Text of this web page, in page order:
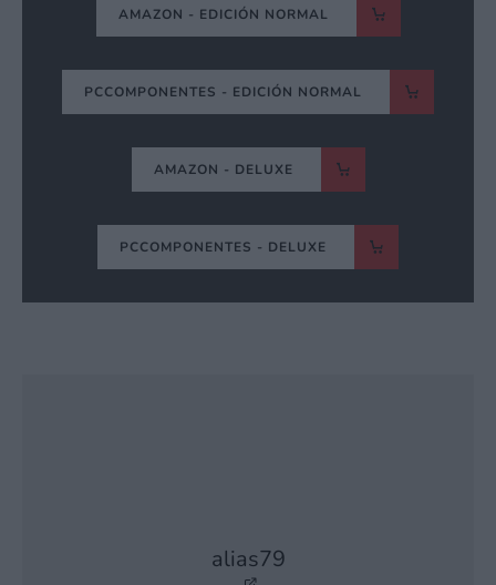
AMAZON - EDICIÓN NORMAL
PCCOMPONENTES - EDICIÓN NORMAL
AMAZON - DELUXE
PCCOMPONENTES - DELUXE
alias79